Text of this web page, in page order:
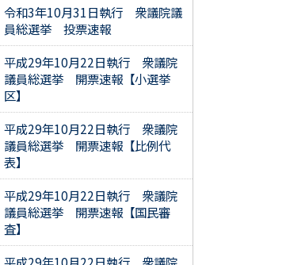
令和3年10月31日執行 衆議院議
員総選挙 投票速報
平成29年10月22日執行 衆議院
議員総選挙 開票速報【小選挙
区】
平成29年10月22日執行 衆議院
議員総選挙 開票速報【比例代
表】
平成29年10月22日執行 衆議院
議員総選挙 開票速報【国民審
査】